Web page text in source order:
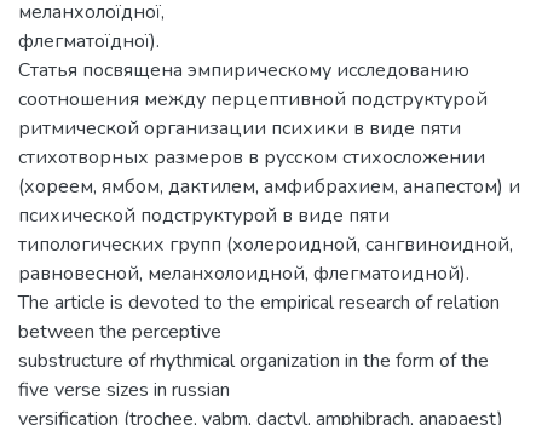
меланхолоїдної,
флегматоїдної).
Статья посвящена эмпирическому исследованию
соотношения между перцептивной подструктурой
ритмической организации психики в виде пяти
стихотворных размеров в русском стихосложении
(хореем, ямбом, дактилем, амфибрахием, анапестом) и
психической подструктурой в виде пяти
типологических групп (холероидной, сангвиноидной,
равновесной, меланхолоидной, флегматоидной).
The article is devoted to the empirical research of relation
between the perceptive
substructure of rhythmical organization in the form of the
five verse sizes in russian
versification (trochee, yabm, dactyl, amphibrach, anapaest)